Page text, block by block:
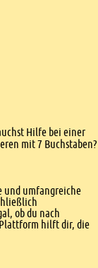
Hilfe bei einer
mit 7 Buchstaben?
und umfangreiche
ob du nach
hilft dir, die